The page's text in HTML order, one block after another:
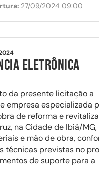
27/09/2024 09:00
ELETRÔNICA
da presente licitação a
empresa especializada
de reforma e
na Cidade de Ibiá/MG,
e mão de obra,
técnicas previstas no
de suporte para a